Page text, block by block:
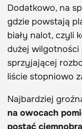
Dodatkowo, na
gdzie powstają
biały nalot, czyli
dużej
sprzyjającej
liście stopniowo
Najbardziej
na owocach
postać